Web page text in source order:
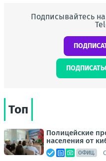
Подписывайтесь
Топ
Полицейские
населения от
ОФИЦ.